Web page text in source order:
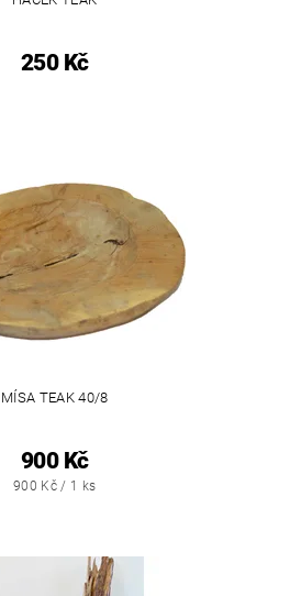
250 Kč
MÍSA TEAK 40/8
900 Kč
900 Kč / 1 ks